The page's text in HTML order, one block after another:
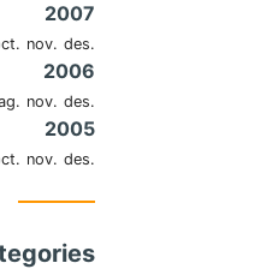
2007
nov. des.
2006
nov. des.
2005
nov. des.